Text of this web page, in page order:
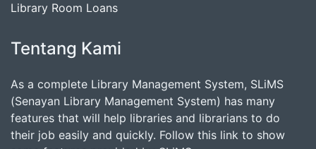
Library Room Loans
Tentang Kami
As a complete Library Management System, SLiMS
(Senayan Library Management System) has many
features that will help libraries and librarians to do
their job easily and quickly. Follow this link to show